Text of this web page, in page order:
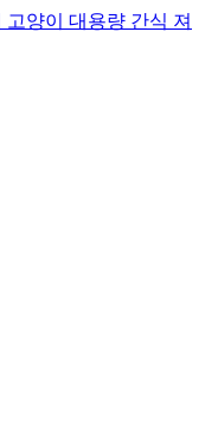
양이 대용량 간식 져